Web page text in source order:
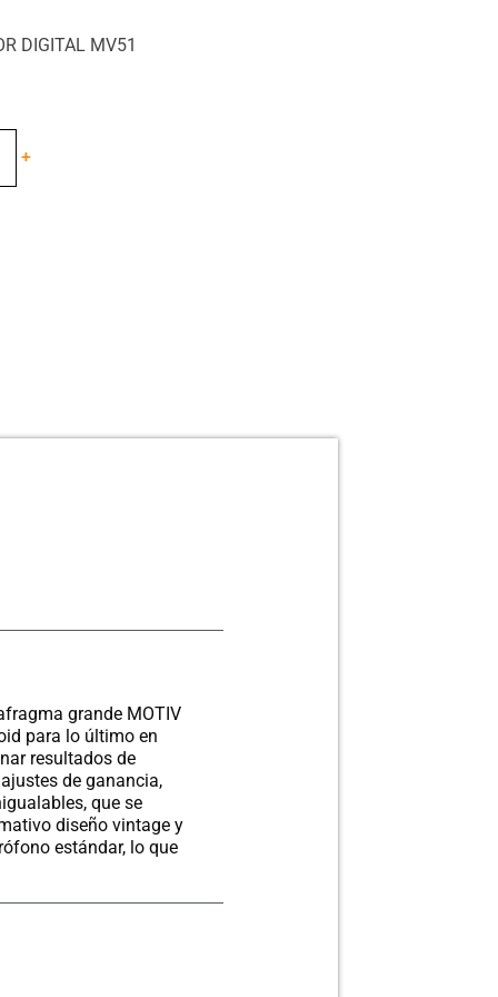
DIGITAL MV51
+
grande MOTIV
para lo último en
resultados de
de ganancia,
que se
diseño vintage y
estándar, lo que